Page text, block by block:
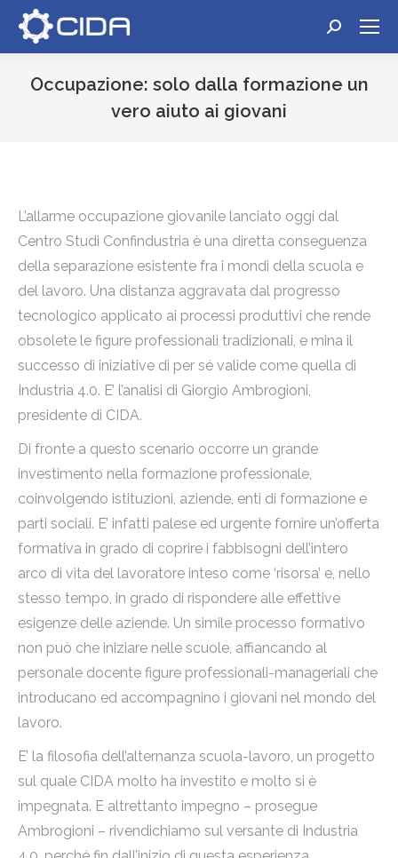
Cerca:
Occupazione: solo dalla formazione un
vero aiuto ai giovani
L’allarme occupazione giovanile lanciato oggi dal
Centro Studi Confindustria è una diretta conseguenza
della separazione esistente fra i mondi della scuola e
del lavoro. Una distanza aggravata dal progresso
tecnologico applicato ai processi produttivi che rende
obsolete le figure professionali tradizionali, e mina il
successo di iniziative di per sé valide come quella di
Industria 4.0. E’ l’analisi di Giorgio Ambrogioni,
presidente di CIDA.
Di fronte a questo scenario occorre un grande
investimento nella formazione professionale,
coinvolgendo istituzioni, aziende, enti di formazione e
parti sociali. E’ infatti palese ed urgente fornire un’offerta
formativa in grado di coprire i fabbisogni dell’intero
arco di vita del lavoratore inteso come ‘risorsa’ e, nello
stesso tempo, in grado di rispondere alle effettive
esigenze delle aziende. Un simile processo formativo
non può che iniziare nelle scuole, affiancando al
personale docente figure professionali-manageriali che
introducano ed accompagnino i giovani nel mondo del
lavoro.
E’ la filosofia dell’alternanza scuola-lavoro, un progetto
sul quale CIDA molto ha investito e molto si è
impegnata. E altrettanto impegno – prosegue
Ambrogioni – rivendichiamo sul versante di Industria